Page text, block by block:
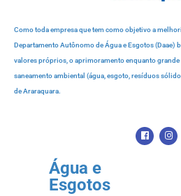
Como toda empresa que tem como objetivo a
Departamento Autônomo de Água e Esgotos (Daae)
valores próprios, o aprimoramento enquanto
saneamento ambiental (água, esgoto, resíduos
de Araraquara.
Água e
Esgotos